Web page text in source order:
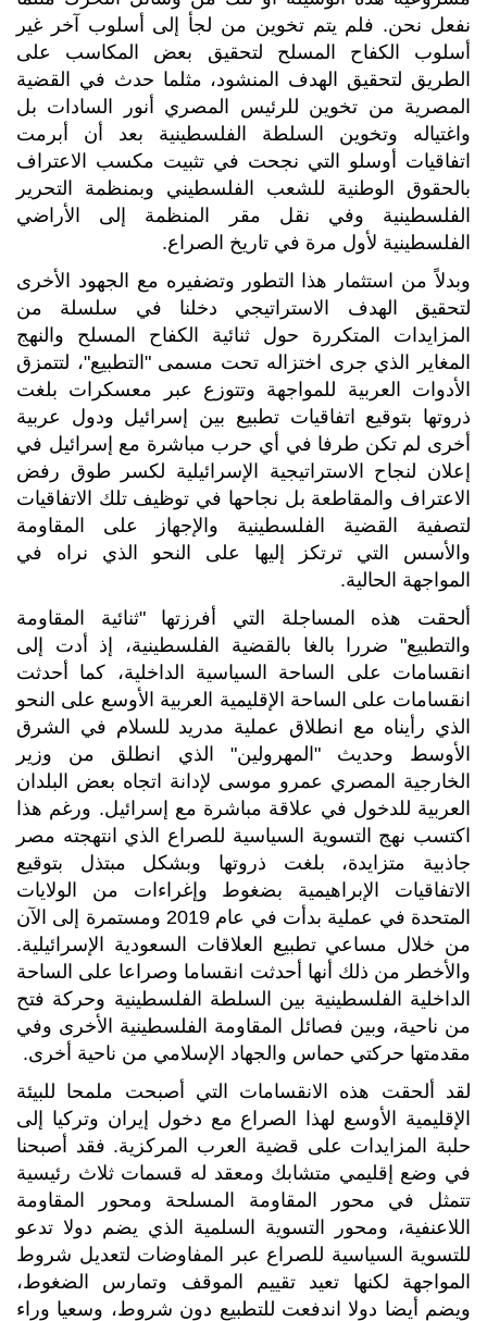
نفعل نحن. فلم يتم تخوين من لجأ إلى أسلوب آخر غير
أسلوب الكفاح المسلح لتحقيق بعض المكاسب على
الطريق لتحقيق الهدف المنشود، مثلما حدث في القضية
المصرية من تخوين للرئيس المصري أنور السادات بل
واغتياله وتخوين السلطة الفلسطينية بعد أن أبرمت
اتفاقيات أوسلو التي نجحت في تثبيت مكسب الاعتراف
بالحقوق الوطنية للشعب الفلسطيني وبمنظمة التحرير
الفلسطينية وفي نقل مقر المنظمة إلى الأراضي
الفلسطينية لأول مرة في تاريخ الصراع.
وبدلاً من استثمار هذا التطور وتضفيره مع الجهود الأخرى
لتحقيق الهدف الاستراتيجي دخلنا في سلسلة من
المزايدات المتكررة حول ثنائية الكفاح المسلح والنهج
المغاير الذي جرى اختزاله تحت مسمى "التطبيع"، لتتمزق
الأدوات العربية للمواجهة وتتوزع عبر معسكرات بلغت
ذروتها بتوقيع اتفاقيات تطبيع بين إسرائيل ودول عربية
أخرى لم تكن طرفا في أي حرب مباشرة مع إسرائيل في
إعلان لنجاح الاستراتيجية الإسرائيلية لكسر طوق رفض
الاعتراف والمقاطعة بل نجاحها في توظيف تلك الاتفاقيات
لتصفية القضية الفلسطينية والإجهاز على المقاومة
والأسس التي ترتكز إليها على النحو الذي نراه في
المواجهة الحالية.
ألحقت هذه المساجلة التي أفرزتها "ثنائية المقاومة
والتطبيع" ضررا بالغا بالقضية الفلسطينية، إذ أدت إلى
انقسامات على الساحة السياسية الداخلية، كما أحدثت
انقسامات على الساحة الإقليمية العربية الأوسع على النحو
الذي رأيناه مع انطلاق عملية مدريد للسلام في الشرق
الأوسط وحديث "المهرولين" الذي انطلق من وزير
الخارجية المصري عمرو موسى لإدانة اتجاه بعض البلدان
العربية للدخول في علاقة مباشرة مع إسرائيل. ورغم هذا
اكتسب نهج التسوية السياسية للصراع الذي انتهجته مصر
جاذبية متزايدة، بلغت ذروتها وبشكل مبتذل بتوقيع
الاتفاقيات الإبراهيمية بضغوط وإغراءات من الولايات
المتحدة في عملية بدأت في عام 2019 ومستمرة إلى الآن
من خلال مساعي تطبيع العلاقات السعودية الإسرائيلية.
والأخطر من ذلك أنها أحدثت انقساما وصراعا على الساحة
الداخلية الفلسطينية بين السلطة الفلسطينية وحركة فتح
من ناحية، وبين فصائل المقاومة الفلسطينية الأخرى وفي
مقدمتها حركتي حماس والجهاد الإسلامي من ناحية أخرى.
لقد ألحقت هذه الانقسامات التي أصبحت ملمحا للبيئة
الإقليمية الأوسع لهذا الصراع مع دخول إيران وتركيا إلى
حلبة المزايدات على قضية العرب المركزية. فقد أصبحنا
في وضع إقليمي متشابك ومعقد له قسمات ثلاث رئيسية
تتمثل في محور المقاومة المسلحة ومحور المقاومة
اللاعنفية، ومحور التسوية السلمية الذي يضم دولا تدعو
للتسوية السياسية للصراع عبر المفاوضات لتعديل شروط
المواجهة لكنها تعيد تقييم الموقف وتمارس الضغوط،
ويضم أيضا دولا اندفعت للتطبيع دون شروط، وسعيا وراء